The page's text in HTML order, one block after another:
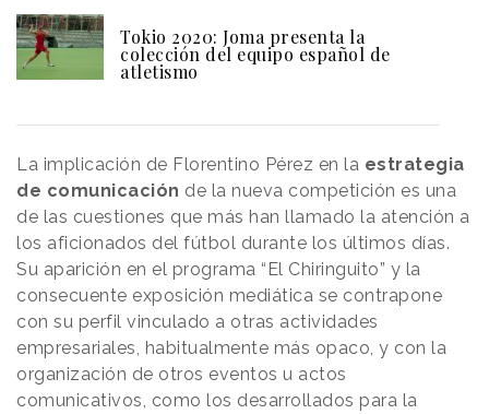
Tokio 2020: Joma presenta la
colección del equipo español de
atletismo
La implicación de Florentino Pérez en la estrategia
de comunicación de la nueva competición es una
de las cuestiones que más han llamado la atención a
los aficionados del fútbol durante los últimos días.
Su aparición en el programa “El Chiringuito” y la
consecuente exposición mediática se contrapone
con su perfil vinculado a otras actividades
empresariales, habitualmente más opaco, y con la
organización de otros eventos u actos
comunicativos, como los desarrollados para la